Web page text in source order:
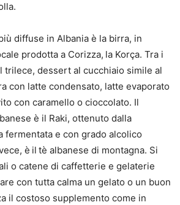
diffuse in Albania è la birra, in
prodotta a Corizza, la Korça. Tra i
trilece, dessert al cucchiaio simile al
con latte condensato, latte evaporato
con caramello o cioccolato. Il
è il Raki, ottenuto dalla
fermentata e con grado alcolico
è il tè albanese di montagna. Si
o catene di caffetterie e gelaterie
con tutta calma un gelato o un buon
il costoso supplemento come in